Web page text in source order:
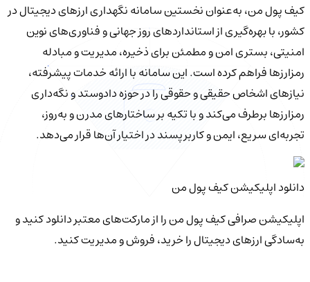
کیف‌ پول من، به‌عنوان نخستین سامانه نگهداری ارزهای دیجیتال در
کشور، با بهره‌گیری از استانداردهای روز جهانی و فناوری‌های نوین
امنیتی، بستری امن و مطمئن برای ذخیره، مدیریت و مبادله
رمزارزها فراهم کرده است. این سامانه با ارائه خدمات پیشرفته،
نیازهای اشخاص حقیقی و حقوقی را در حوزه دادوستد و نگه‌داری
رمزارزها برطرف می‌کند و با تکیه بر ساختارهای مدرن و به‌روز،
تجربه‌ای سریع، ایمن و کاربرپسند در اختیار آن‌ها قرار می‌دهد.
دانلود اپلیکیشن کیف‌ پول من
اپلیکیشن صرافی کیف پول من را از مارکت‌های معتبر دانلود کنید و
به‌سادگی ارزهای دیجیتال را خرید، فروش و مدیریت کنید.